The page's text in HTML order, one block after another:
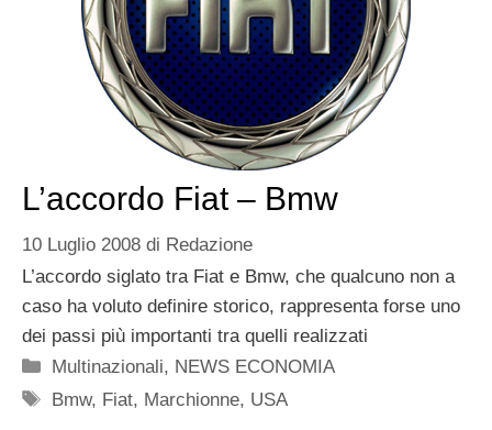
L’accordo Fiat – Bmw
10 Luglio 2008 di Redazione
L’accordo siglato tra Fiat e Bmw, che qualcuno non a
caso ha voluto definire storico, rappresenta forse uno
dei passi più importanti tra quelli realizzati
Categorie
Multinazionali, NEWS ECONOMIA
Tag
Bmw, Fiat, Marchionne, USA